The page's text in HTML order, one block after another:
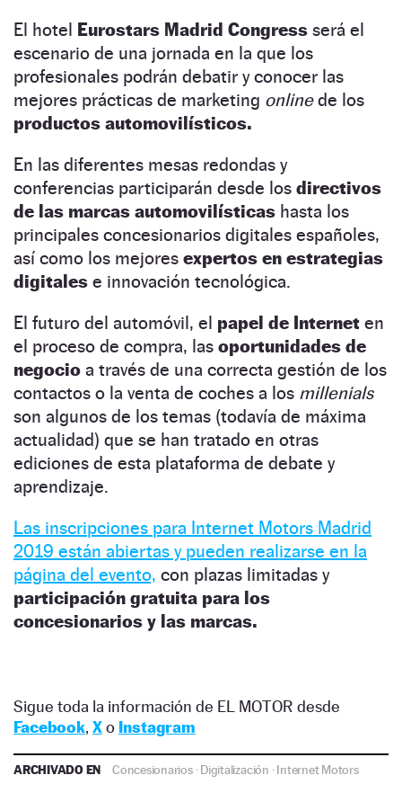
El hotel Eurostars Madrid Congress será el
escenario de una jornada en la que los
profesionales podrán debatir y conocer las
mejores prácticas de marketing onlinede los
productos automovilísticos.
En las diferentes mesas redondas y
conferencias participarán desde los directivos
de las marcas automovilísticas hasta los
principales concesionarios digitales españoles,
así como los mejores expertos en estrategias
digitales e innovación tecnológica.
El futuro del automóvil, el papel de Internet en
el proceso de compra, las oportunidades de
negocio a través de una correcta gestión de los
contactos o la venta de coches a los millenials
son algunos de los temas (todavía de máxima
actualidad) que se han tratado en otras
ediciones de esta plataforma de debate y
aprendizaje.
Las inscripciones para Internet Motors Madrid
2019 están abiertas y pueden realizarse en la
página del evento, con plazas limitadas y
participación gratuita para los
concesionarios y las marcas.
Sigue toda la información de EL MOTOR desde
Facebook, Xo Instagram
ARCHIVADO EN Concesionarios·Digitalización ·Internet Motors